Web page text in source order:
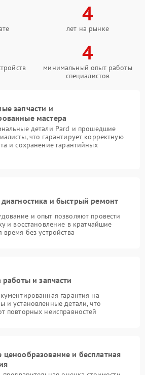
4
лет на рынке
4
минимальный опыт работы
специалистов
запчасти и
мастера
детали Pard и прошедшие
что гарантирует корректную
и сохранение гарантийных
диагностика и быстрый ремонт
и опыт позволяют провести
и восстановление в кратчайшие
без устройства
работы и запчасти
гарантия на
и установленные детали, что
повторных неисправностей
ценообразование и бесплатная